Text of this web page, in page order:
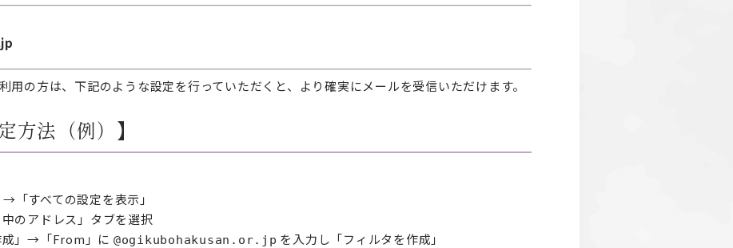
用の方は、下記のような設定を行っていただくと、より確実にメールを受信いただけます。
方法（例）】
「すべての設定を表示」
のアドレス」タブを選択
成」→「From」に @ogikubohakusan.or.jp を入力し「フィルタを作成」